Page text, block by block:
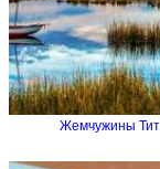
Жемчужины